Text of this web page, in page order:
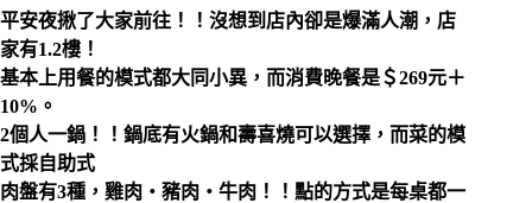
平安夜揪了大家前往！！沒想到店內卻是爆滿人潮，店
家有1.2樓！
基本上用餐的模式都大同小異，而消費晚餐是＄269元＋
10%。
2個人一鍋！！鍋底有火鍋和壽喜燒可以選擇，而菜的模
式採自助式
肉盤有3種，雞肉‧豬肉‧牛肉！！點的方式是每桌都一